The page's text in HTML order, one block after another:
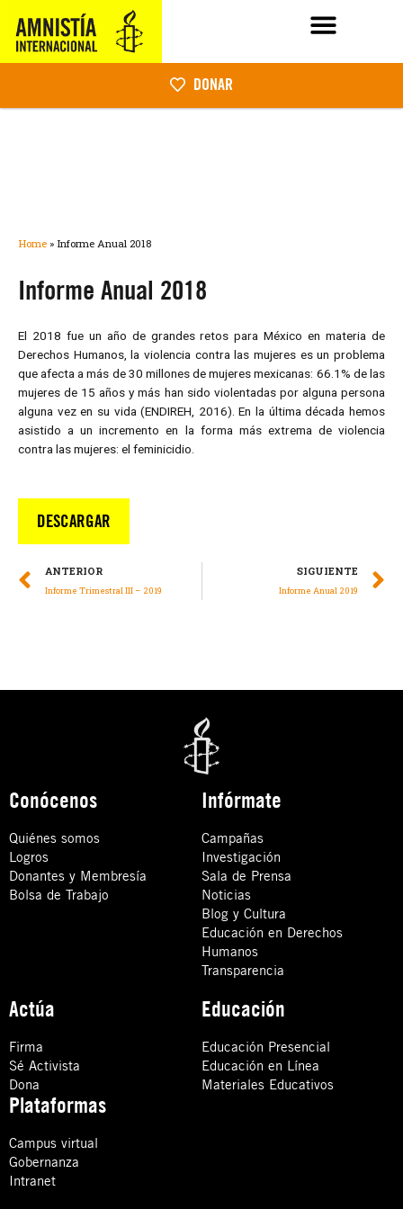
DONAR
Home » Informe Anual 2018
Informe Anual 2018
El 2018 fue un año de grandes retos para México en materia de
Derechos Humanos, la violencia contra las mujeres es un problema
que afecta a más de 30 millones de mujeres mexicanas: 66.1% de las
mujeres de 15 años y más han sido violentadas por alguna persona
alguna vez en su vida (ENDIREH, 2016). En la última década hemos
asistido a un incremento en la forma más extrema de violencia
contra las mujeres: el feminicidio.
DESCARGAR
ANTERIOR
Informe Trimestral III – 2019
SIGUIENTE
Informe Anual 2019
Conócenos
Quiénes somos
Logros
Donantes y Membresía
Bolsa de Trabajo
Infórmate
Campañas
Investigación
Sala de Prensa
Noticias
Blog y Cultura
Educación en Derechos
Humanos
Transparencia
Actúa
Firma
Sé Activista
Dona
Educación
Educación Presencial
Educación en Línea
Materiales Educativos
Plataformas
Campus virtual
Gobernanza
Intranet